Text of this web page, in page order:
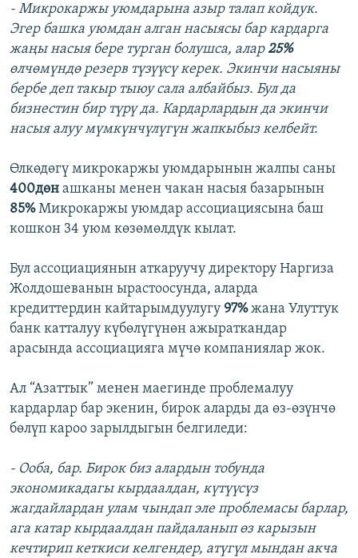
- Микрокаржы уюмдарына азыр талап койдук.
Эгер башка уюмдан алган насыясы бар кардарга
жаңы насыя бере турган болушса, алар 25%
өлчөмүндө резерв түзүүсү керек. Экинчи насыяны
бербе деп такыр тыюу сала албайбыз. Бул да
бизнестин бир түрү да. Кардарлардын да экинчи
насыя алуу мүмкүнчүлүгүн жапкыбыз келбейт.
Өлкөдөгү микрокаржы уюмдарынын жалпы саны
400дөн ашканы менен чакан насыя базарынын
85%Микрокаржы уюмдар ассоциациясына баш
кошкон 34 уюм көзөмөлдүк кылат.
Бул ассоциациянын аткаруучу директору Наргиза
Жолдошеванын ырастоосунда, аларда
кредиттердин кайтарымдуулугу 97%жана Улуттук
банк катталуу күбөлүгүнөн ажыраткандар
арасында ассоциацияга мүчө компаниялар жок.
Ал “Азаттык” менен маегинде проблемалуу
кардарлар бар экенин, бирок аларды да өз-өзүнчө
бөлүп кароо зарылдыгын белгиледи:
- Ооба, бар. Бирок биз алардын тобунда
экономикадагы кырдаалдан, күтүүсүз
жагдайлардан улам чындап эле проблемасы барлар,
ага катар кырдаалдан пайдаланып өз карызын
кечтирип кеткиси келгендер, атүгүл мындан акча